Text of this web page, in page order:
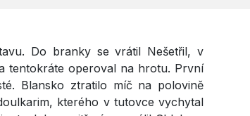
Do branky se vrátil Nešetřil, v
tentokráte operoval na hrotu. První
Blansko ztratilo míč na polovině
kterého v tutovce vychytal